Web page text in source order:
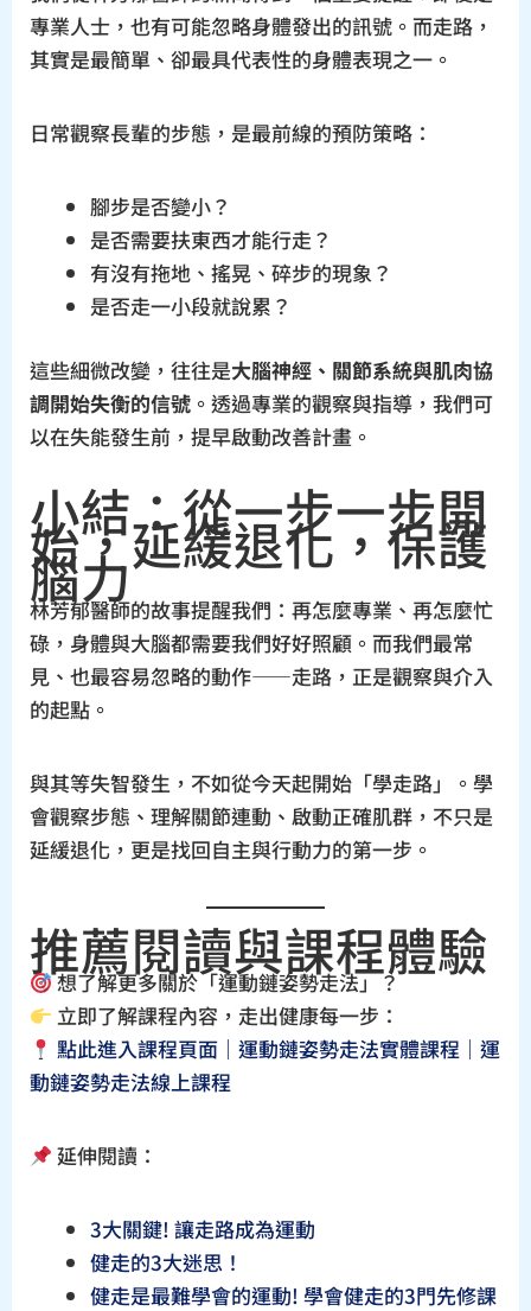
專業人士，也有可能忽略身體發出的訊號。而走路，
其實是最簡單、卻最具代表性的身體表現之一。
日常觀察長輩的步態，是最前線的預防策略：
腳步是否變小？
是否需要扶東西才能行走？
有沒有拖地、搖晃、碎步的現象？
是否走一小段就說累？
這些細微改變，往往是大腦神經、關節系統與肌肉協
調開始失衡的信號 。透過專業的觀察與指導，我們可
以在失能發生前，提早啟動改善計畫。
小結：從一步一步開
始，延緩退化，保護
腦力
林芳郁醫師的故事提醒我們：再怎麼專業、再怎麼忙
碌，身體與大腦都需要我們好好照顧。而我們最常
見、也最容易忽略的動作——走路，正是觀察與介入
的起點。
與其等失智發生，不如從今天起開始「學走路」。學
會觀察步態、理解關節連動、啟動正確肌群，不只是
延緩退化，更是找回自主與行動力的第一步。
推薦閱讀與課程體驗
想了解更多關於「運動鏈姿勢走法」？
立即了解課程內容，走出健康每一步：
點此進入課程頁面｜運動鏈姿勢走法實體課程 ｜運
動鏈姿勢走法線上課程
延伸閱讀：
3大關鍵! 讓走路成為運動
健走的3大迷思！
健走是最難學會的運動! 學會健走的3門先修課